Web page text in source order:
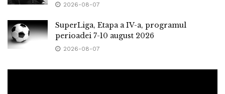
2026-08-07
SuperLiga, Etapa a IV-a, programul
perioadei 7-10 august 2026
2026-08-07